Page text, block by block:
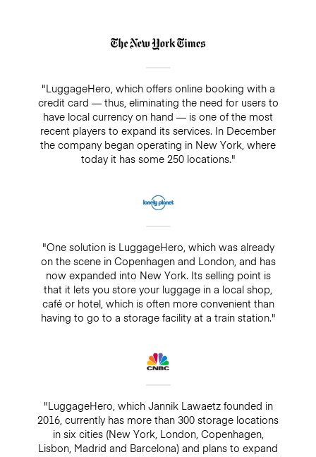
"LuggageHero, which offers online booking with a
credit card — thus, eliminating the need for users to
have local currency on hand — is one of the most
recent players to expand its services. In December
the company began operating in New York, where
today it has some 250 locations."
"One solution is LuggageHero, which was already
on the scene in Copenhagen and London, and has
now expanded into New York. Its selling point is
that it lets you store your luggage in a local shop,
café or hotel, which is often more convenient than
having to go to a storage facility at a train station."
"LuggageHero, which Jannik Lawaetz founded in
2016, currently has more than 300 storage locations
in six cities (New York, London, Copenhagen,
Lisbon, Madrid and Barcelona) and plans to expand